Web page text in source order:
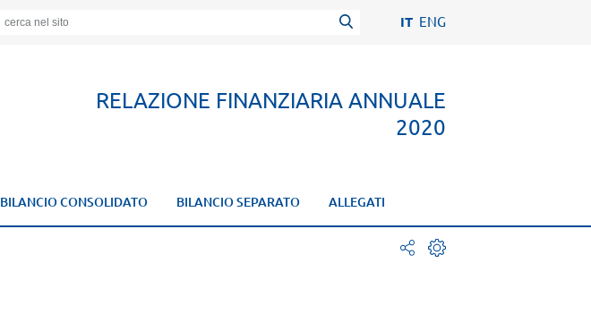
IT ENG
RELAZIONE FINANZIARIA ANNUALE
2020
BILANCIO CONSOLIDATO BILANCIO SEPARATO ALLEGATI